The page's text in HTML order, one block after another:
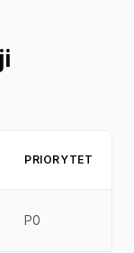
PRIORYTET
P0